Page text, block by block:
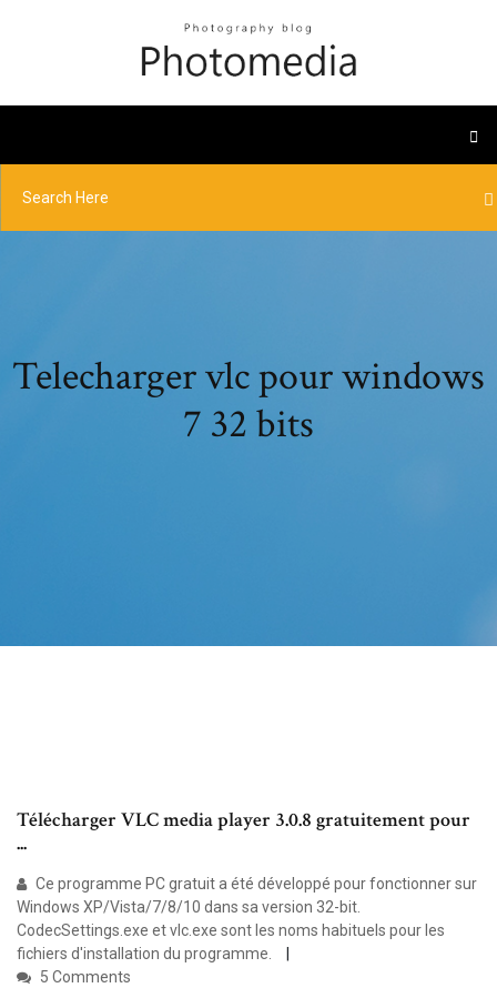
Telecharger vlc pour windows
7 32 bits
Télécharger VLC media player 3.0.8 gratuitement pour
...
Ce programme PC gratuit a été développé pour fonctionner sur
Windows XP/Vista/7/8/10 dans sa version 32-bit.
CodecSettings.exe et vlc.exe sont les noms habituels pour les
fichiers d'installation du programme.
5 Comments